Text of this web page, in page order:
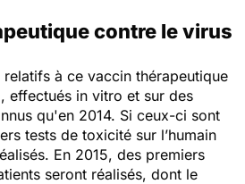
contre le virus
relatifs à ce vaccin thérapeutique
effectués in vitro et sur des
qu'en 2014. Si ceux-ci sont
tests de toxicité sur l’humain
En 2015, des premiers
seront réalisés, dont le